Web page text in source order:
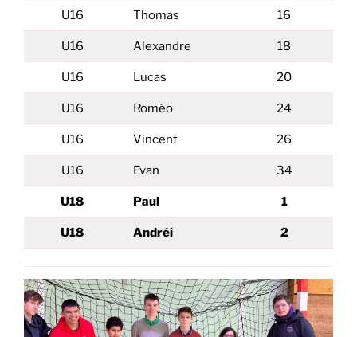
U16 Thomas 16
U16 Alexandre 18
U16 Lucas 20
U16 Roméo 24
U16 Vincent 26
U16 Evan 34
U18 Paul 1
U18 Andréi 2